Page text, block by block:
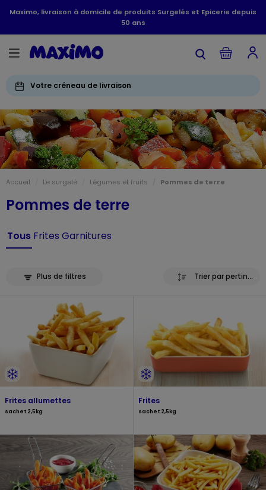
Maximo, livraison à domicile de produits Surgelés et Epicerie depuis
50 ans
Votre créneau de livraison
Accueil Le surgelé Légumes et fruits Pommes de terre
Pommes de terre
Tous Frites Garnitures
Plus de filtres Trier par pertinence
Frites allumettes
sachet 2,5kg
Frites
sachet 2,5kg